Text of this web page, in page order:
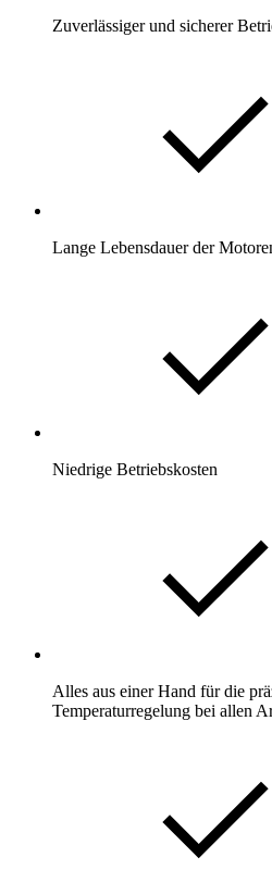
Zuverlässiger und sicherer
Lange Lebensdauer der
Niedrige Betriebskosten
Alles aus einer Hand für die
Temperaturregelung bei allen